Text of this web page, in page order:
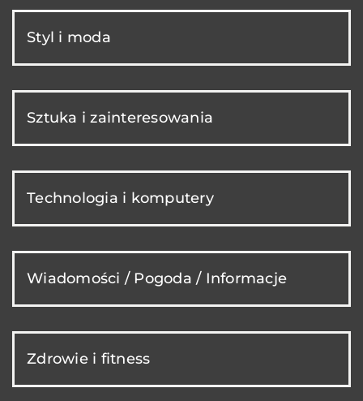
Styl i moda
Sztuka i zainteresowania
Technologia i komputery
Wiadomości / Pogoda / Informacje
Zdrowie i fitness